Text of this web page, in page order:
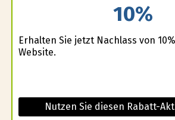
10%
Erhalten Sie jetzt Nachlass von
Website.
Nutzen Sie diesen Rabatt-